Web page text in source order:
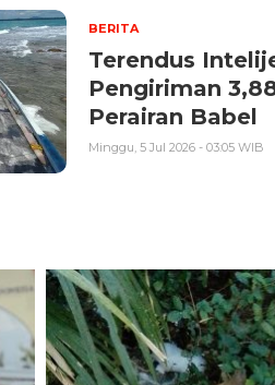
BERITA
Terendus
Pengiriman
Perairan Babel
Minggu, 5 Jul 2026 - 03:05 WIB